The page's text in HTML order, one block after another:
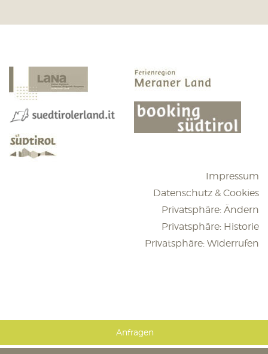
Impressum
Datenschutz & Cookies
Privatsphäre: Ändern
Privatsphäre: Historie
Privatsphäre: Widerrufen
Anfragen